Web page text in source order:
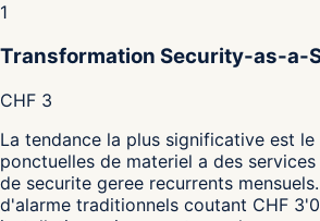
1
Transformation Security-as-a-
CHF 3
La tendance la plus significative est
ponctuelles de materiel a des
de securite geree recurrents
d'alarme traditionnels coutant CHF